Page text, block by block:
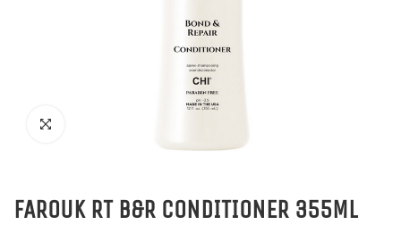
FAROUK RT B&R CONDITIONER 355ML